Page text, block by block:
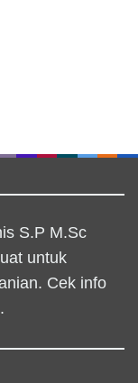
S.P M.Sc
untuk
Cek info
.